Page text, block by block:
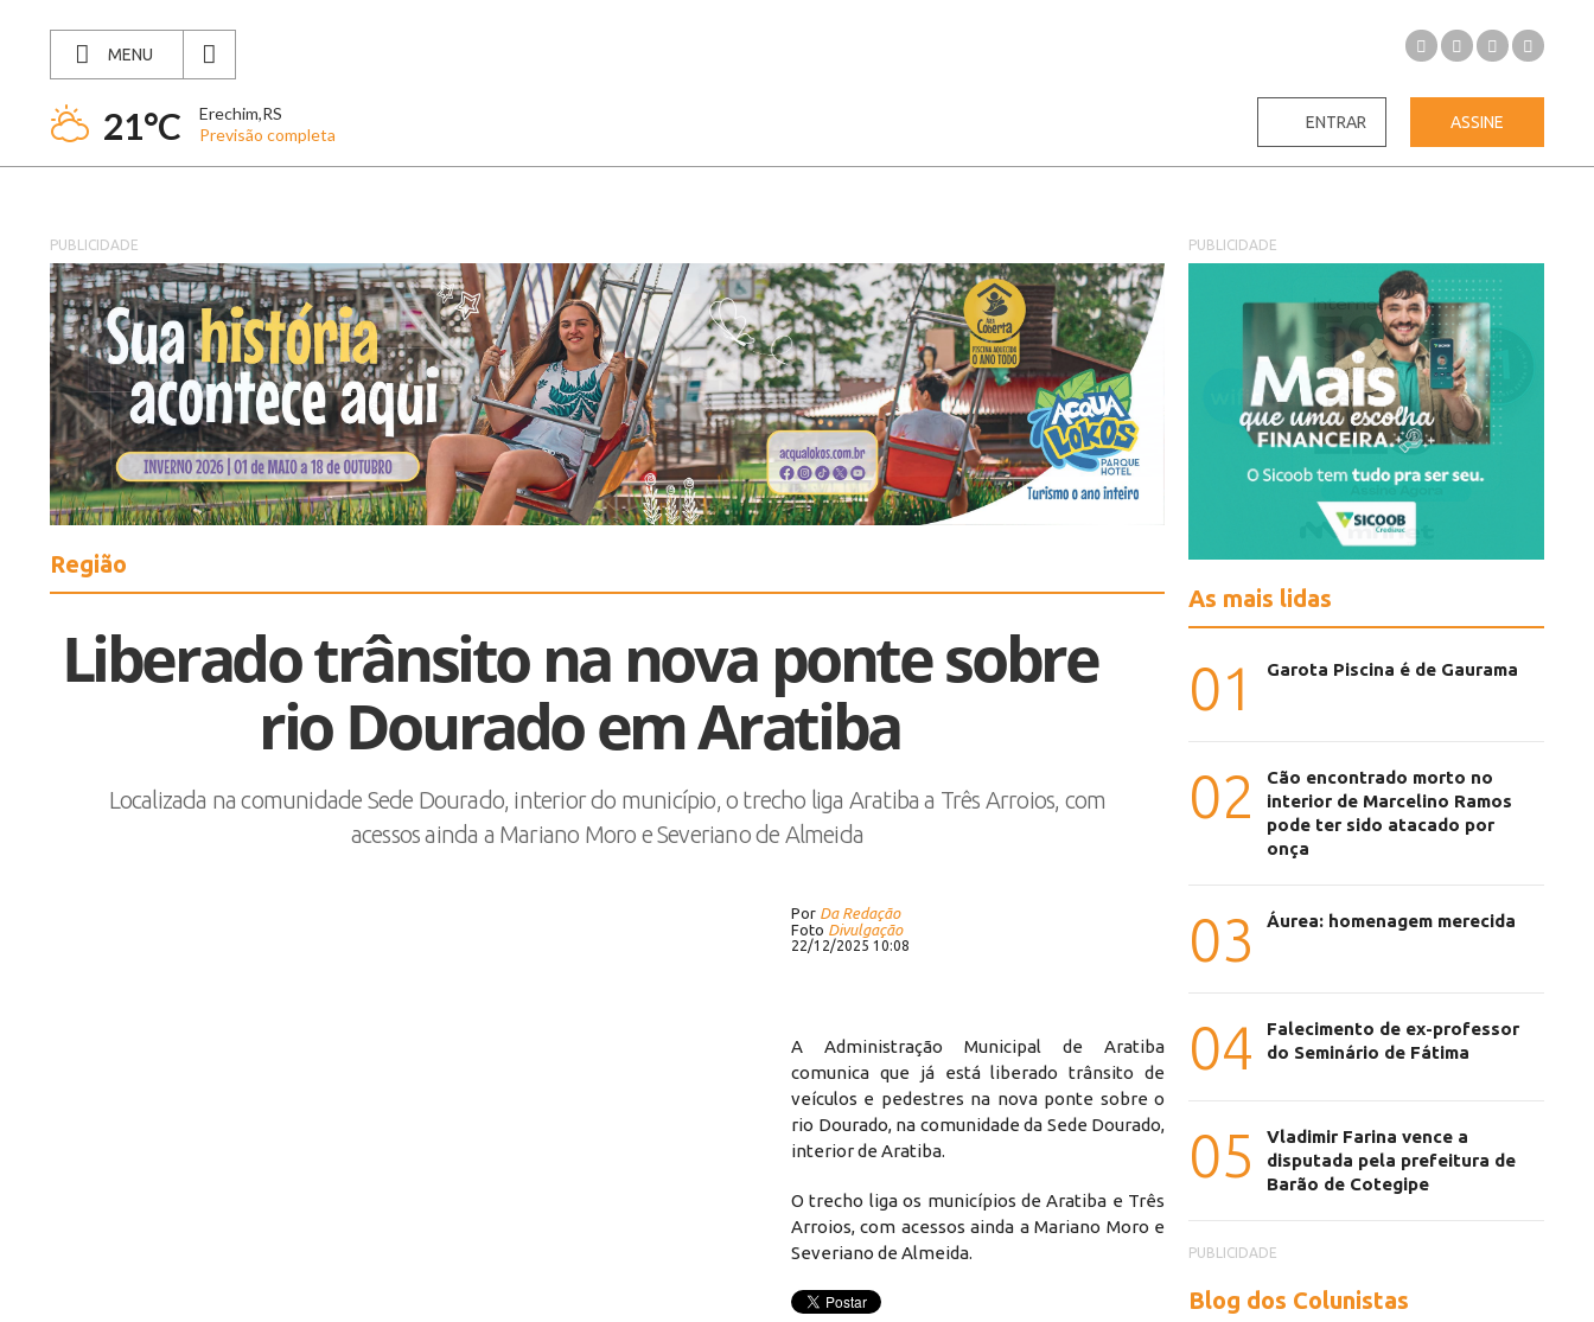
MENU
21°C
Erechim,RS
Previsão completa
ENTRAR ASSINE
PUBLICIDADE
Região
Liberado trânsito na nova ponte sobre
rio Dourado em Aratiba
Localizada na comunidade Sede Dourado, interior do município, o trecho liga Aratiba a Três Arroios, com
acessos ainda a Mariano Moro e Severiano de Almeida
Por Da Redação
Foto Divulgação
22/12/2025 10:08
A Administração Municipal de Aratiba
comunica que já está liberado trânsito de
veículos e pedestres na nova ponte sobre o
rio Dourado, na comunidade da Sede Dourado,
interior de Aratiba.
O trecho liga os municípios de Aratiba e Três
Arroios, com acessos ainda a Mariano Moro e
Severiano de Almeida.
PUBLICIDADE
As mais lidas
01 Garota Piscina é de Gaurama
02
Cão encontrado morto no
interior de Marcelino Ramos
pode ter sido atacado por
onça
03 Áurea: homenagem merecida
04
Falecimento de ex-professor
do Seminário de Fátima
05
Vladimir Farina vence a
disputada pela prefeitura de
Barão de Cotegipe
PUBLICIDADE
Blog dos Colunistas